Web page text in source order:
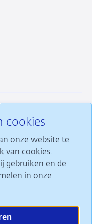
cookies
onze website te
van cookies.
gebruiken en de
in onze
X
stabiliteit en
welvaart in